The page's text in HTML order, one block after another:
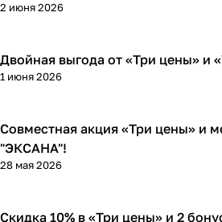
2 июня 2026
Кросс-акции
1 июня 2026
Двойная выгода от «Три цены» и
Кросс-акции
28 мая 2026
Совместная акция «Три цены» и
"ЭКСАНА"!
Скидка 10% в «Три цены» и 2